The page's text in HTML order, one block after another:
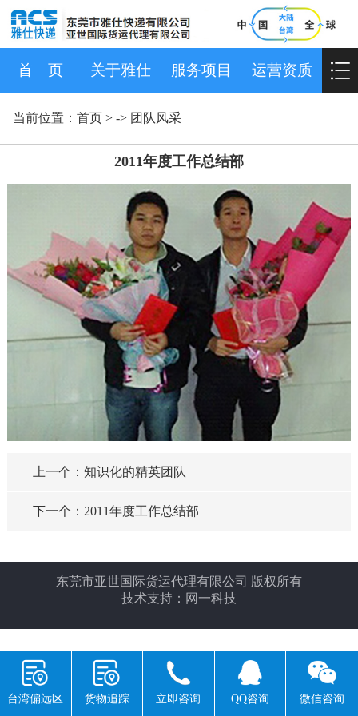
首 页 关于雅仕 服务项目 运营资质
当前位置： 首页 > -> 团队风采
2011年度工作总结部
上一个：知识化的精英团队
下一个：2011年度工作总结部
东莞市亚世国际货运代理有限公司 版权所有
技术支持： 网一科技
台湾偏远区 货物追踪 立即咨询 QQ咨询 微信咨询
返回首页 电话咨询 产品中心 公司位置 返回顶部